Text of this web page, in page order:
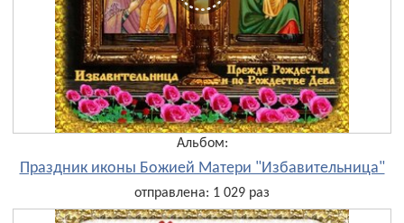
Альбом:
Праздник иконы Божией Матери "Избавительница"
отправлена: 1 029 раз